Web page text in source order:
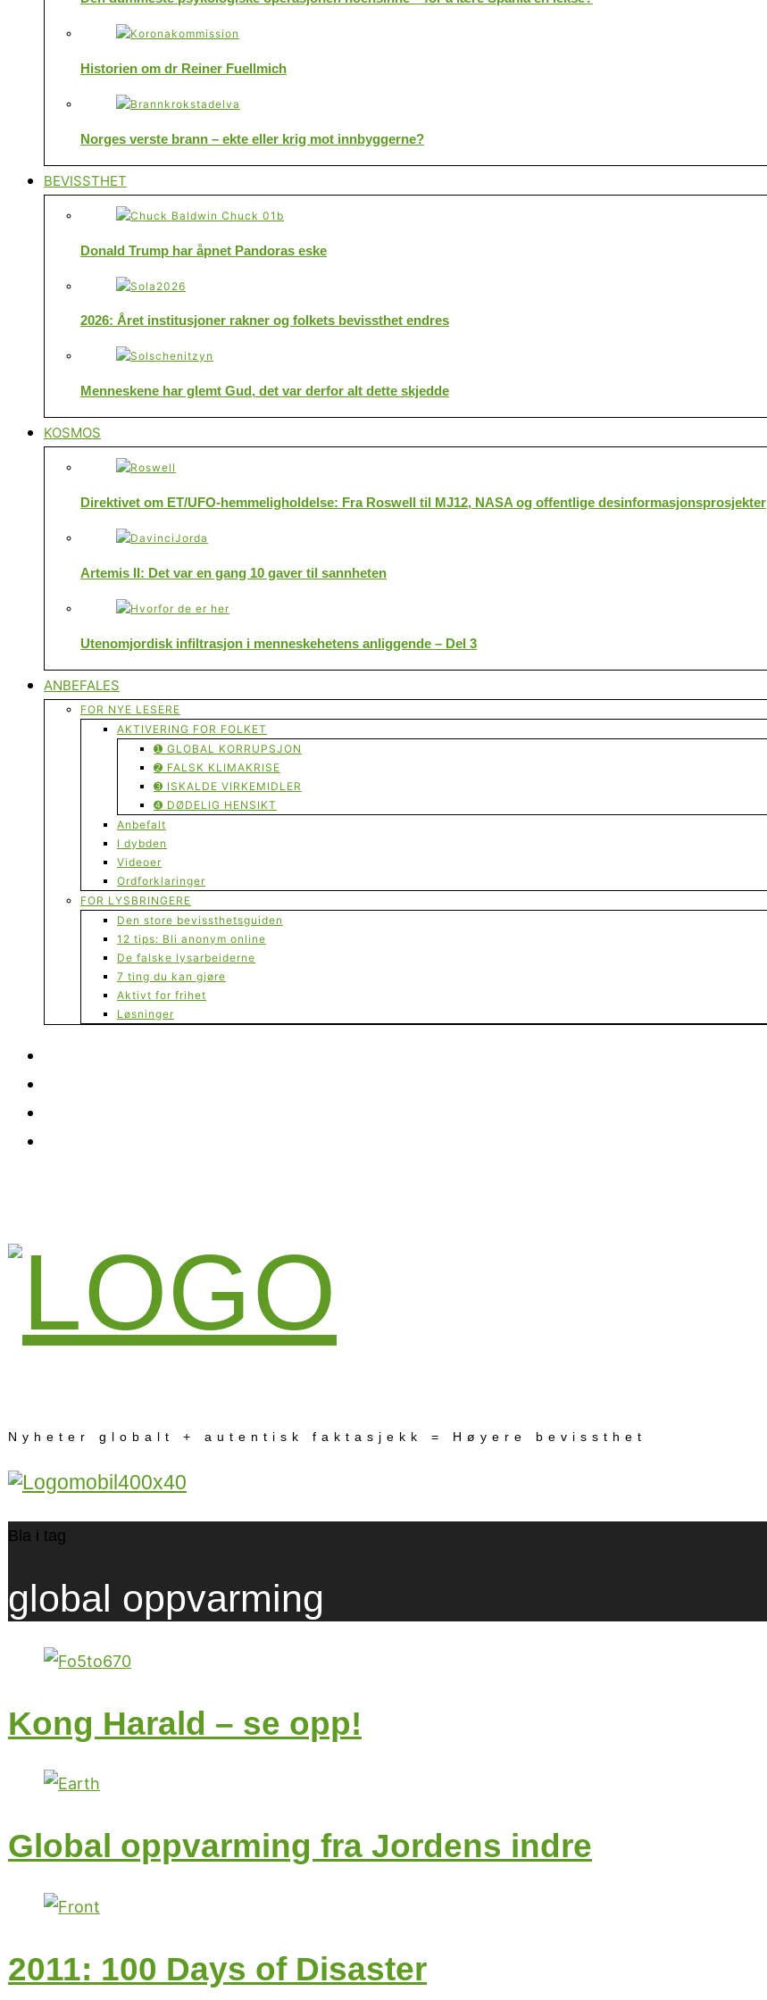
Historien om dr Reiner Fuellmich
Norges verste brann – ekte eller krig mot innbyggerne?
BEVISSTHET
Donald Trump har åpnet Pandoras eske
2026: Året institusjoner rakner og folkets bevissthet endres
Menneskene har glemt Gud, det var derfor alt dette skjedde
KOSMOS
Direktivet om ET/UFO-hemmeligholdelse: Fra Roswell til MJ12, NASA og offentlige desinformasjonsprosjekter
Artemis II: Det var en gang 10 gaver til sannheten
Utenomjordisk infiltrasjon i menneskehetens anliggende – Del 3
ANBEFALES
FOR NYE LESERE
AKTIVERING FOR FOLKET
➊ GLOBAL KORRUPSJON
➋ FALSK KLIMAKRISE
➌ ISKALDE VIRKEMIDLER
➍ DØDELIG HENSIKT
Anbefalt
I dybden
Videoer
Ordforklaringer
FOR LYSBRINGERE
Den store bevissthetsguiden
12 tips: Bli anonym online
De falske lysarbeiderne
7 ting du kan gjøre
Aktivt for frihet
Løsninger
Nyheter globalt + autentisk faktasjekk = Høyere bevissthet
Bla i tag
global oppvarming
Kong Harald – se opp!
Global oppvarming fra Jordens indre
2011: 100 Days of Disaster